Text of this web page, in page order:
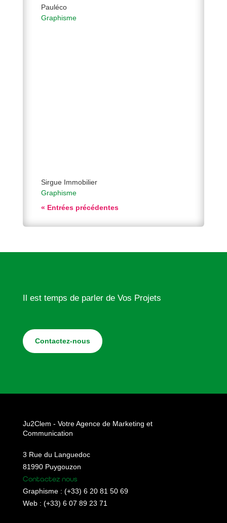
Pauléco
Graphisme
Sirgue Immobilier
Graphisme
« Entrées précédentes
Il est temps de parler de Vos Projets
Contactez-nous
Ju2Clem - Votre Agence de Marketing et
Communication
3 Rue du Languedoc
81990 Puygouzon
Contactez nous
Graphisme : (+33) 6 20 81 50 69
Web : (+33) 6 07 89 23 71